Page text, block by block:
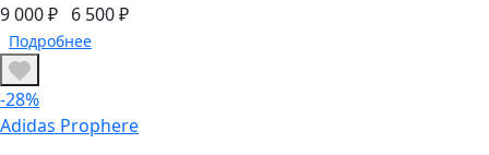
9 000 ₽ 6 500 ₽
Подробнее
-28%
Adidas Prophere